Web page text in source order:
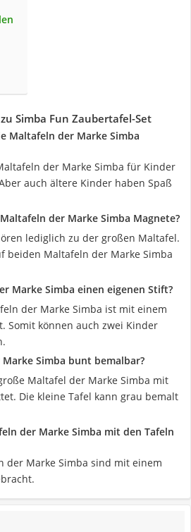
Simba Fun Zaubertafel-Set
Maltafeln der Marke Simba
der Marke Simba für Kinder
auch ältere Kinder haben Spaß
der Marke Simba Magnete?
lediglich zu der großen Maltafel.
beiden Maltafeln der Marke Simba
Marke Simba einen eigenen Stift?
der Marke Simba ist mit einem
Somit können auch zwei Kinder
Simba bunt bemalbar?
Maltafel der Marke Simba mit
Die kleine Tafel kann grau bemalt
der Marke Simba mit den Tafeln
der Marke Simba sind mit einem